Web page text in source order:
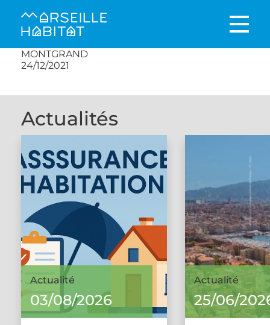
MONTGRAND
24/12/2021
Actualités
Actualité
03/08/2026
Actualité
25/06/